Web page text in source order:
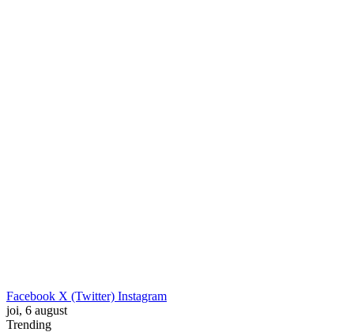
Facebook X (Twitter) Instagram
joi, 6 august
Trending